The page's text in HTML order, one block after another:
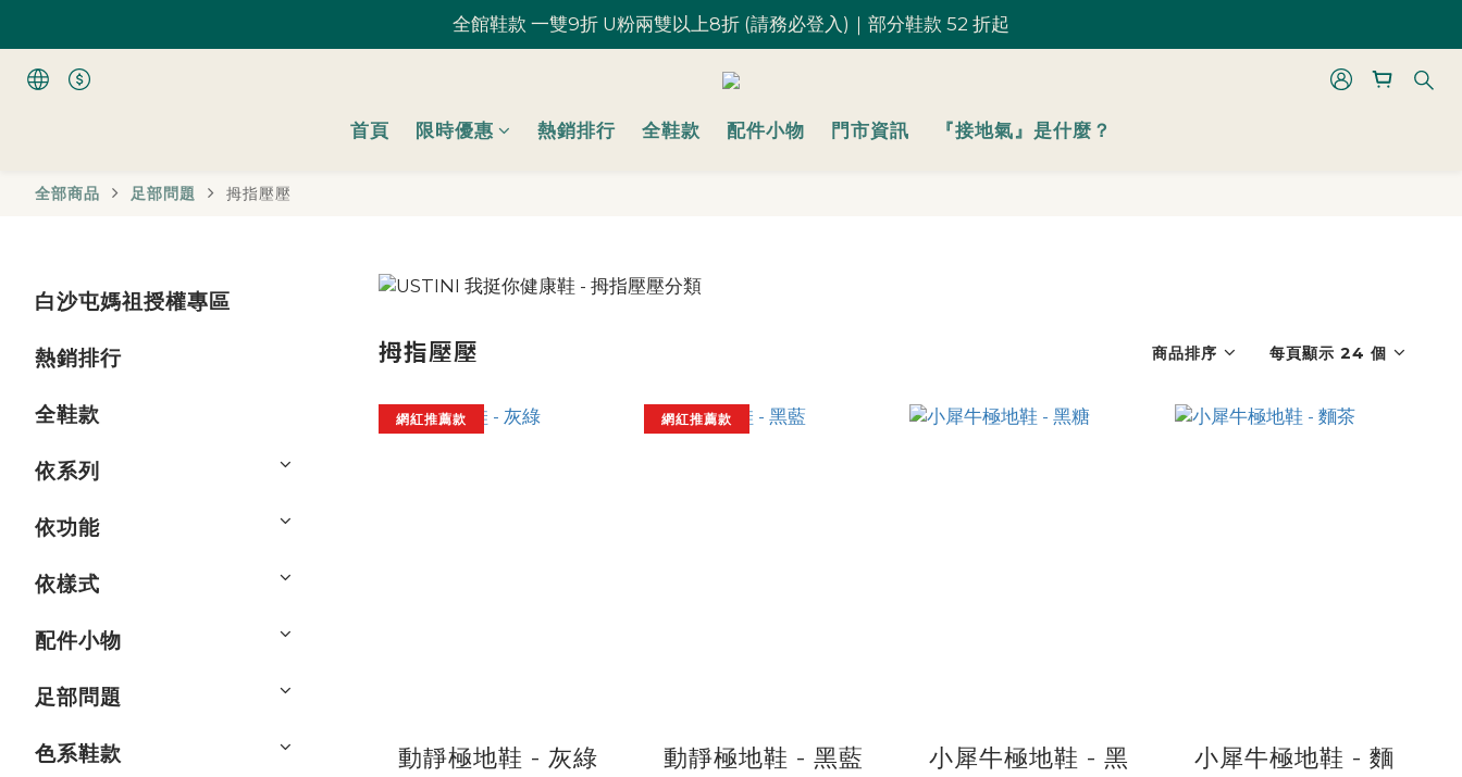
全館鞋款 一雙9折 U粉兩雙以上8折 (請務必登入)｜部分鞋款 52 折起
全館鞋款 一雙9折 U粉兩雙以上8折 (請務必登入)｜部分鞋款 52 折起
台灣滿 $1,700 享免運優惠
U粉就是你！加入會員 $200 購物金馬上用~
首頁 限時優惠 熱銷排行 全鞋款 配件小物 門市資訊 『接地氣』是什麼？
全部商品 足部問題 拇指壓壓
白沙屯媽祖授權專區
熱銷排行
全鞋款
依系列
依功能
依樣式
配件小物
足部問題
色系鞋款
拇指壓壓 商品排序 每頁顯示 24 個
網紅推薦款
動靜極地鞋 - 灰綠
網紅推薦款
動靜極地鞋 - 黑藍
小犀牛極地鞋 - 黑
小犀牛極地鞋 - 麵